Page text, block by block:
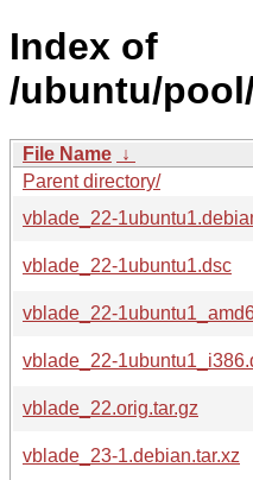
Index of
/ubuntu/
File Name ↓
Parent directory/
vblade_22-
vblade_22-1ubuntu1.dsc
vblade_22-
vblade_22-
vblade_22.orig.tar.gz
vblade_23-1.debian.tar.xz